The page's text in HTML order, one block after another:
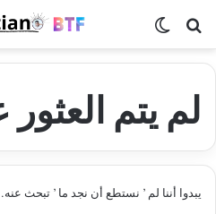
بحث عنالوضع المظلم
لم يتم العثور
يبدوا أننا لم ’ نستطع أن نجد ما ’ تبحث